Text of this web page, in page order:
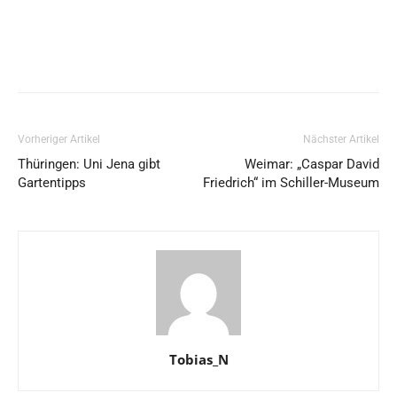
Vorheriger Artikel
Thüringen: Uni Jena gibt
Gartentipps
Nächster Artikel
Weimar: „Caspar David
Friedrich“ im Schiller-Museum
Tobias_N